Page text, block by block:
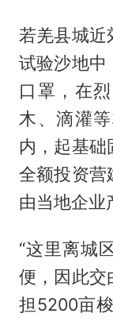
若羌县城近
试验沙地中
口罩，在
木、滴灌
内，起基
全额投资营
由当地企业
“这里离城
便，因此交
担5200亩